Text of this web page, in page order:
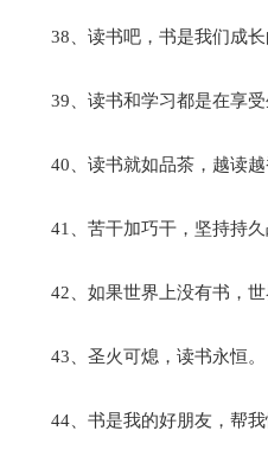
38、读书吧，书是我们成长
39、读书和学习都是在享受
40、读书就如品茶，越读越
41、苦干加巧干，坚持持久
42、如果世界上没有书，世
43、圣火可熄，读书永恒。
44、书是我的好朋友，帮我